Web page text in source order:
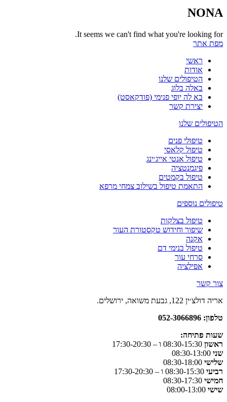
NONA
It seems we can't find what you're looking for.
מפת אתר
ראשי
אודות
הטיפולים שלנו
באלה בלוג
בא לה יופי פנימי (פודקאסט)
יצירת קשר
הטיפולים שלנו
טיפולי פנים
טיפול קלאסי
טיפול אנטי אייג׳ינג
פיגמנטציה
טיפול בקמטים
התאמת טיפול בשילוב צמחי מרפא
טיפולים נוספים
טיפול בצלקות
שיפור וחידוש טקסטורת העור
אקנה
טיפול בנימי דם
סרחי עור
אפילציה
צור קשר
אריה דולצ׳ין 122, גבעת משואה, ירושלים.
טלפון: 052-3066896
שעות פתיחה:
ראשון
שני
שלישי
רביעי
חמישי
שישי